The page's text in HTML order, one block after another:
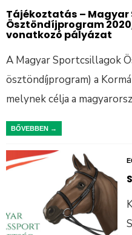
Tájékoztatás –
Ösztöndíjprogram
vonatkozó pályázat
A Magyar Sportcsillagok
ösztöndíjprogram) a
melynek célja a
BŐVEBBEN →